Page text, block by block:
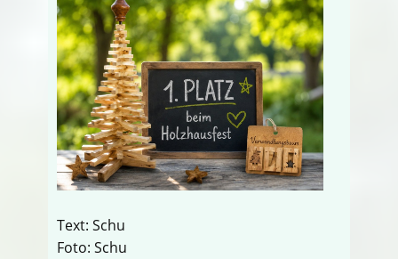
Text: Schu
Foto: Schu